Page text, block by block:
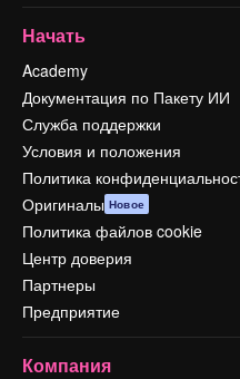
Начать
Academy
Документация по Пакету ИИ
Служба поддержки
Условия и положения
Политика
Оригиналы Новое
Политика файлов cookie
Центр доверия
Партнеры
Предприятие
Компания